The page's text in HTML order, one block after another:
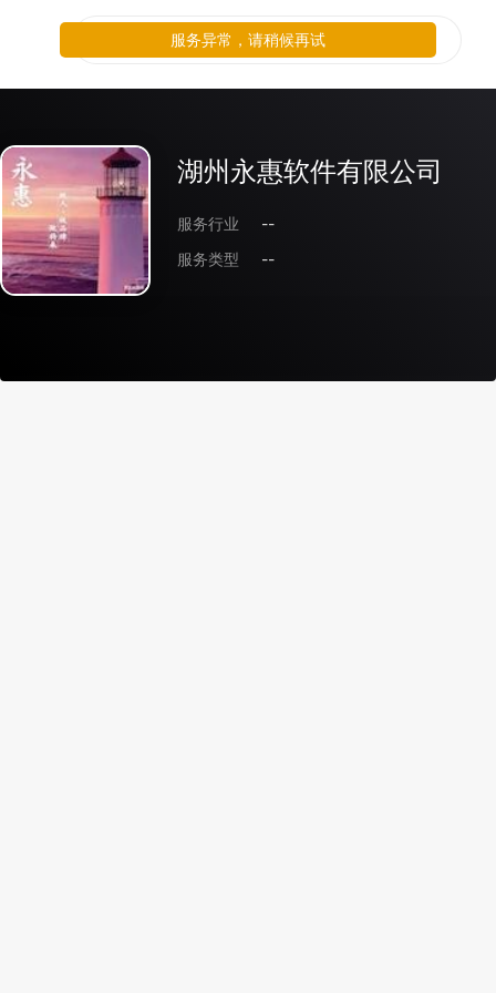
湖州永惠软件有限公司
服务行业
--
服务类型
--
服务异常，请稍候再试